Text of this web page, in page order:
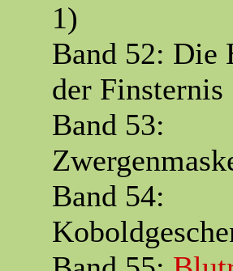
1)
Band 52: Die
der Finsternis
Band 53:
Band 54: